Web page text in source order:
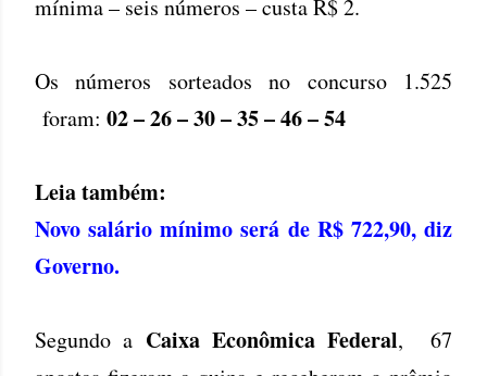
mínima – seis números – custa R$ 2.
Os números sorteados no concurso 1.525
foram: 02 – 26 – 30 – 35 – 46 – 54
Leia também:
Novo salário mínimo será de R$ 722,90, diz
Governo.
Segundo a Caixa Econômica Federal, 67